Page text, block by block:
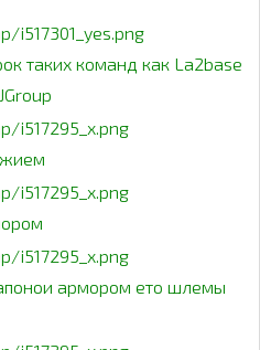
таких команд как La2base
армором ето шлемы